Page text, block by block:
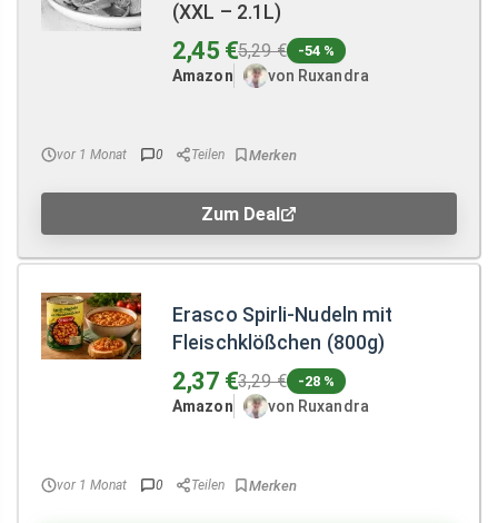
(XXL – 2.1L)
2,45 €5,29 € -54 %
Amazon von Ruxandra
vor 1 Monat 0 Teilen
Zum Deal
Erasco Spirli-Nudeln mit
Fleischklößchen (800g)
2,37 €3,29 € -28 %
Amazon von Ruxandra
vor 1 Monat 0 Teilen